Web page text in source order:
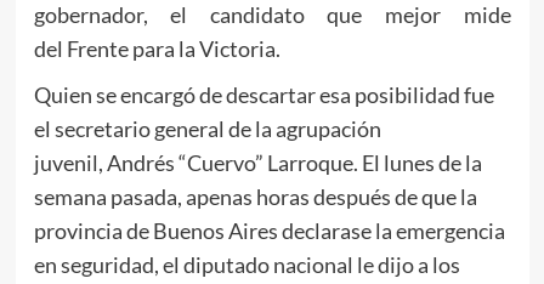
gobernador, el candidato que mejor mide
del Frente para la Victoria.
Quien se encargó de descartar esa posibilidad fue
el secretario general de la agrupación
juvenil, Andrés “Cuervo” Larroque. El lunes de la
semana pasada, apenas horas después de que la
provincia de Buenos Aires declarase la emergencia
en seguridad, el diputado nacional le dijo a los